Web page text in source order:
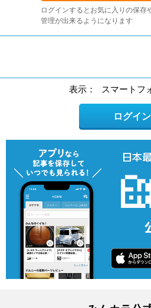
ログインするとお気に入りの保存
管理が出来るようになります
表示： スマートフ
ログイン